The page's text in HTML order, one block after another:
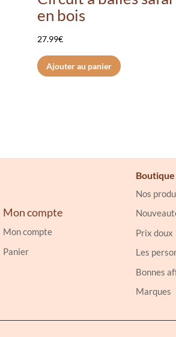
en bois
27.99€
Ajouter au panier
Mon compte
Mon compte
Panier
Boutique
Nos
Prix doux
Les
Bonnes
Marques